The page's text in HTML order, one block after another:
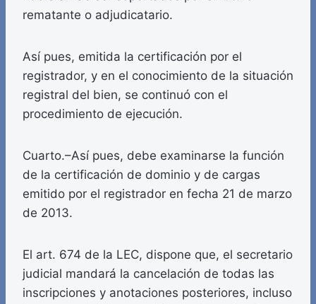
rematante o adjudicatario.
Así pues, emitida la certificación por el
registrador, y en el conocimiento de la situación
registral del bien, se continuó con el
procedimiento de ejecución.
Cuarto.–Así pues, debe examinarse la función
de la certificación de dominio y de cargas
emitido por el registrador en fecha 21 de marzo
de 2013.
El art. 674 de la LEC, dispone que, el secretario
judicial mandará la cancelación de todas las
inscripciones y anotaciones posteriores, incluso